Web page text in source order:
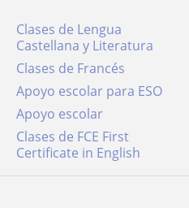
Clases de Lengua
Castellana y Literatura
Clases de Francés
Apoyo escolar para ESO
Apoyo escolar
Clases de FCE First
Certificate in English